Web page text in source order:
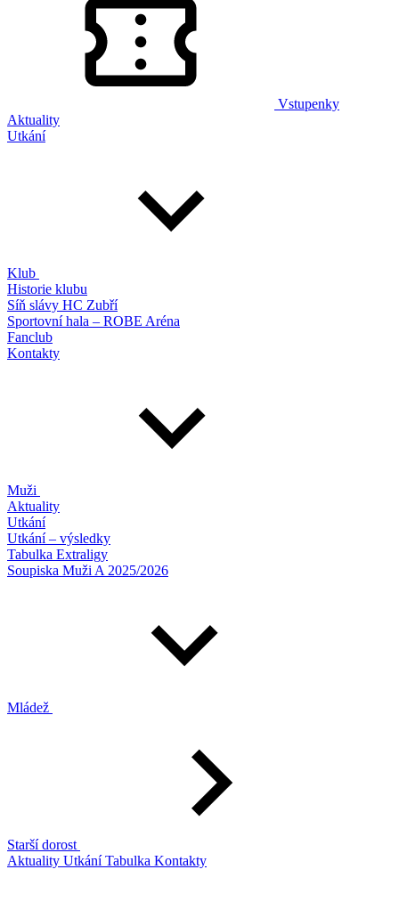
Vstupenky
Aktuality
Utkání
Klub
Historie klubu
Síň slávy HC Zubří
Sportovní hala – ROBE Aréna
Fanclub
Kontakty
Muži
Aktuality
Utkání
Utkání – výsledky
Tabulka Extraligy
Soupiska Muži A 2025/2026
Mládež
Starší dorost
Aktuality UtkáníTabulka Kontakty